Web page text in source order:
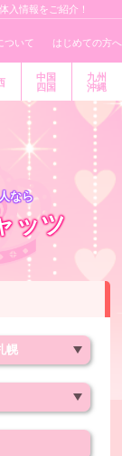
入情報をご紹介！
はじめての方へ
ついて
中国
四国
九州
沖縄
なら
ッツ